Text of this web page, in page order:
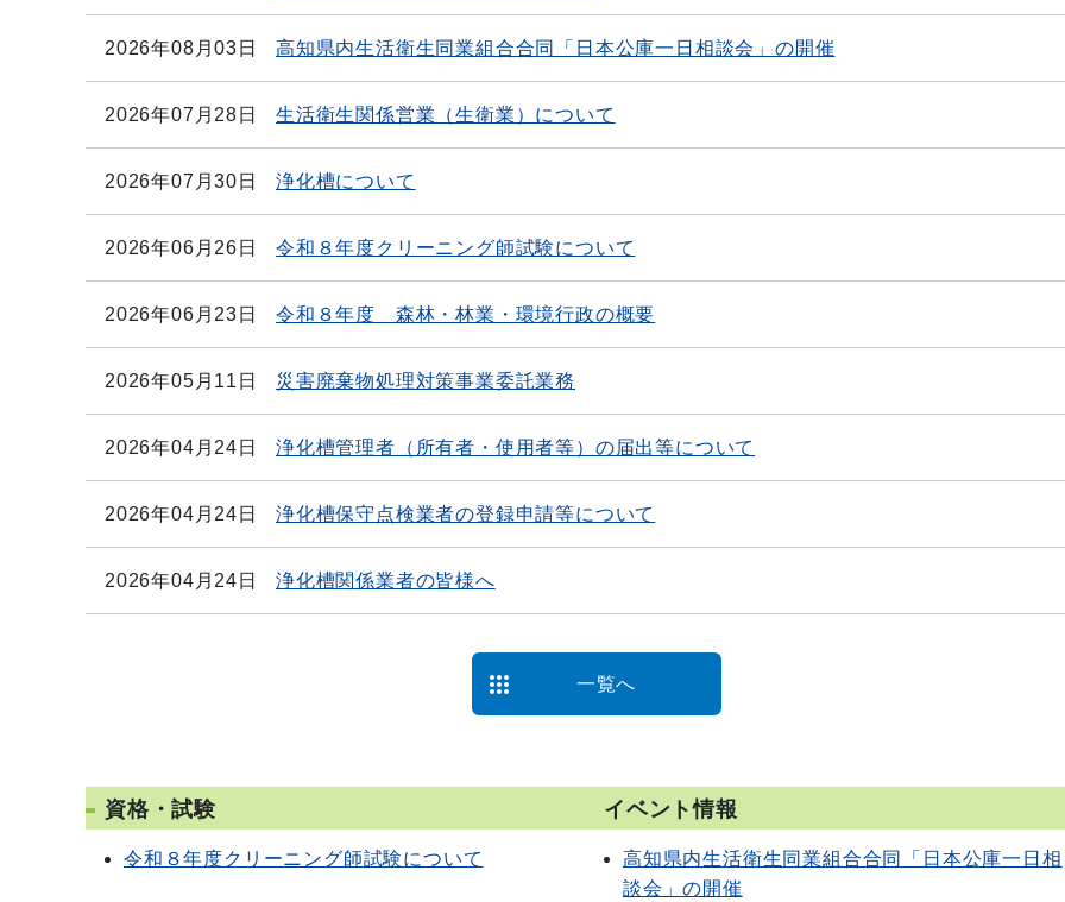
2026年08月03日 高知県内生活衛生同業組合合同「日本公庫一日相談会」の開催
2026年07月28日 生活衛生関係営業（生衛業）について
2026年07月30日 浄化槽について
2026年06月26日 令和８年度クリーニング師試験について
2026年06月23日 令和８年度 森林・林業・環境行政の概要
2026年05月11日 災害廃棄物処理対策事業委託業務
2026年04月24日 浄化槽管理者（所有者・使用者等）の届出等について
2026年04月24日 浄化槽保守点検業者の登録申請等について
2026年04月24日 浄化槽関係業者の皆様へ
一覧へ
資格・試験
令和８年度クリーニング師試験について
イベント情報
高知県内生活衛生同業組合合同「日本公庫一日相
談会」の開催